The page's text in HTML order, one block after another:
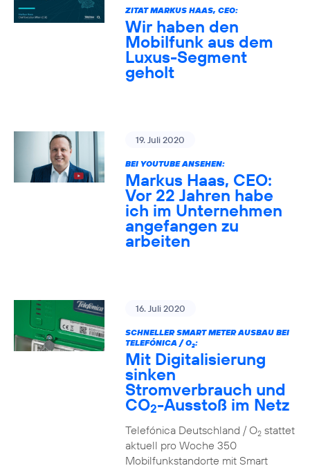
ZITAT MARKUS HAAS, CEO:
Wir haben den
Mobilfunk aus dem
Luxus-Segment
geholt
19. Juli 2020
BEI YOUTUBE ANSEHEN:
Markus Haas, CEO:
Vor 22 Jahren habe
ich im Unternehmen
angefangen zu
arbeiten
16. Juli 2020
SCHNELLER SMART METER AUSBAU BEI
TELEFÓNICA / O2:
Mit Digitalisierung
sinken
Stromverbrauch und
CO2-Ausstoß im Netz
Telefónica Deutschland / O2stattet
aktuell pro Woche 350
Mobilfunkstandorte mit Smart